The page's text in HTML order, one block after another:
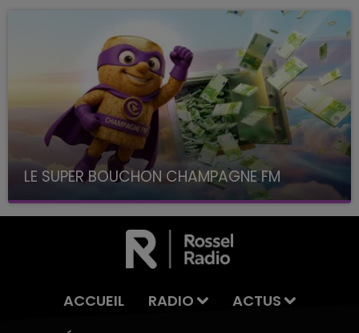
LE SUPER BOUCHON CHAMPAGNE FM
avec La Famille Champagne FM, à 8H10
ACCUEIL RADIO
ACTUS